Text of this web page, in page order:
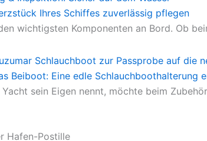
Ihres Schiffes zuverlässig pflegen
wichtigsten Komponenten an Bord. Ob
Beiboot: Eine edle Schlauchboothalterung
sein Eigen nennt, möchte beim
Hafen-Postille